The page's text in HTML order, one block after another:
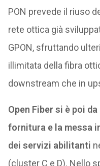
PON prevede il riuso
rete ottica già
GPON, sfruttando
illimitata della fibra
downstream che in
Open Fiber si è poi
fornitura e la messa
dei servizi abilitanti
(cluster C e D). Nello